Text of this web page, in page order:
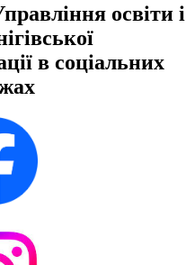
освіти і
в соціальних